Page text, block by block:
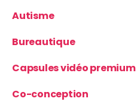
Autisme
Bureautique
Capsules vidéo premium
Co-conception